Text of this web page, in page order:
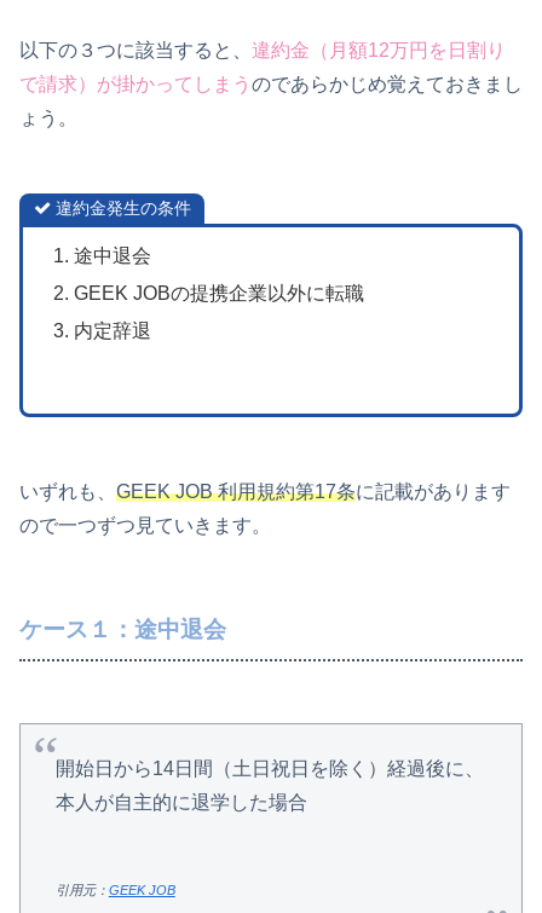
以下の３つに該当すると、 違約金（月額12万円を日割り
で請求）が掛かってしまう のであらかじめ覚えておきまし
ょう。
違約金発生の条件
途中退会
GEEK JOBの提携企業以外に転職
内定辞退
いずれも、 GEEK JOB 利用規約第17条に記載があります
ので一つずつ見ていきます。
ケース１：途中退会
開始日から14日間（土日祝日を除く）経過後に、
本人が自主的に退学した場合
引用元： GEEK JOB